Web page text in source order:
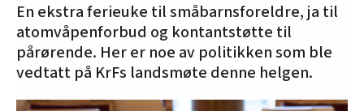
En ekstra ferieuke til småbarnsforeldre, ja til
atomvåpenforbud og kontantstøtte til
pårørende. Her er noe av politikken som ble
vedtatt på KrFs landsmøte denne helgen.